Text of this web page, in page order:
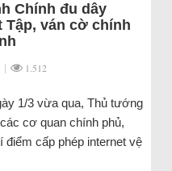
Chính đu dây
ván cờ chính
| 1.512
1/3 vừa qua, Thủ tướng
cơ quan chính phủ,
cấp phép internet vệ